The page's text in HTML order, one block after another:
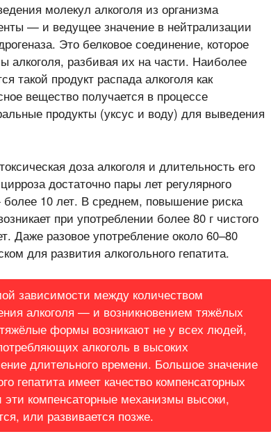
молекул алкоголя из организма
— и ведущее значение в нейтрализации
Это белковое соединение, которое
алкоголя, разбивая их на части. Наиболее
такой продукт распада алкоголя как
вещество получается в процессе
продукты (уксус и воду) для выведения
доза алкоголя и длительность его
достаточно пары лет регулярного
10 лет. В среднем, повышение риска
при употреблении более 80 г чистого
Даже разовое употребление около 60–80
для развития алкогольного гепатита.
зависимости между количеством
алкоголя — и возникновением тяжёлых
формы возникают не у всех людей,
алкоголь в высоких
длительного времени. Большое значение
гепатита имеет качество компенсаторных
компенсаторные механизмы высоки,
или развивается позже.